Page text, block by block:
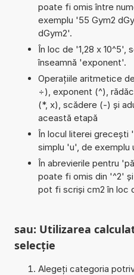
poate fi omis între
exemplu '55 Gym2
dGym2'.
În loc de '1,28 x 10^5',
înseamnă 'exponent'.
Operațiile aritmetice
÷), exponent (^),
(*, x), scădere (-) și
această etapă
În locul literei grecești
simplu 'u', de exemplu
În abrevierile pentru
poate fi omis din '^2'
pot fi scriși cm2 în loc
sau: Utilizarea
selecție
Alegeți categoria